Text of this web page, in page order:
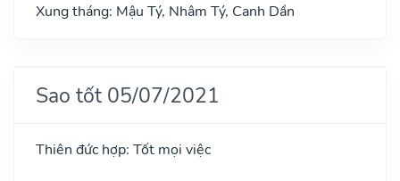
Xung tháng: Mậu Tý, Nhâm Tý, Canh Dần
Sao tốt 05/07/2021
Thiên đức hợp: Tốt mọi việc